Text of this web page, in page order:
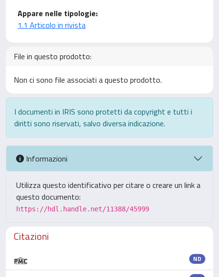
Appare nelle tipologie:
1.1 Articolo in rivista
File in questo prodotto:
Non ci sono file associati a questo prodotto.
I documenti in IRIS sono protetti da copyright e tutti i
diritti sono riservati, salvo diversa indicazione.
Informazioni
Utilizza questo identificativo per citare o creare un link a
questo documento:
https://hdl.handle.net/11388/45999
Citazioni
ND